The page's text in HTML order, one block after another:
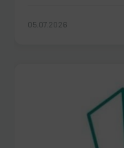
05.07.2026